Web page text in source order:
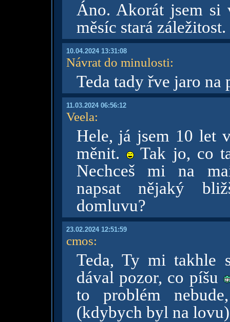
Áno. Akorát jsem si
měsíc stará záležitost.
10.04.2024 13:31:08
Návrat do minulosti:
Teda tady řve jaro
11.03.2024 06:56:12
Veela:
Hele, já jsem 10 let
měnit.
Tak jo, co
Nechceš mi na
napsat nějaký
domluvu?
23.02.2024 12:51:59
cmos:
Teda, Ty mi takhle
dával pozor, co píšu
to problém
(kdybych byl na